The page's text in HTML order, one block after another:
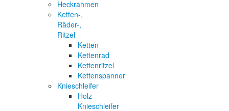
Heckrahmen
Ketten-,
Räder-,
Ritzel
Ketten
Kettenrad
Kettenritzel
Kettenspanner
Knieschleifer
Holz-
Knieschleifer